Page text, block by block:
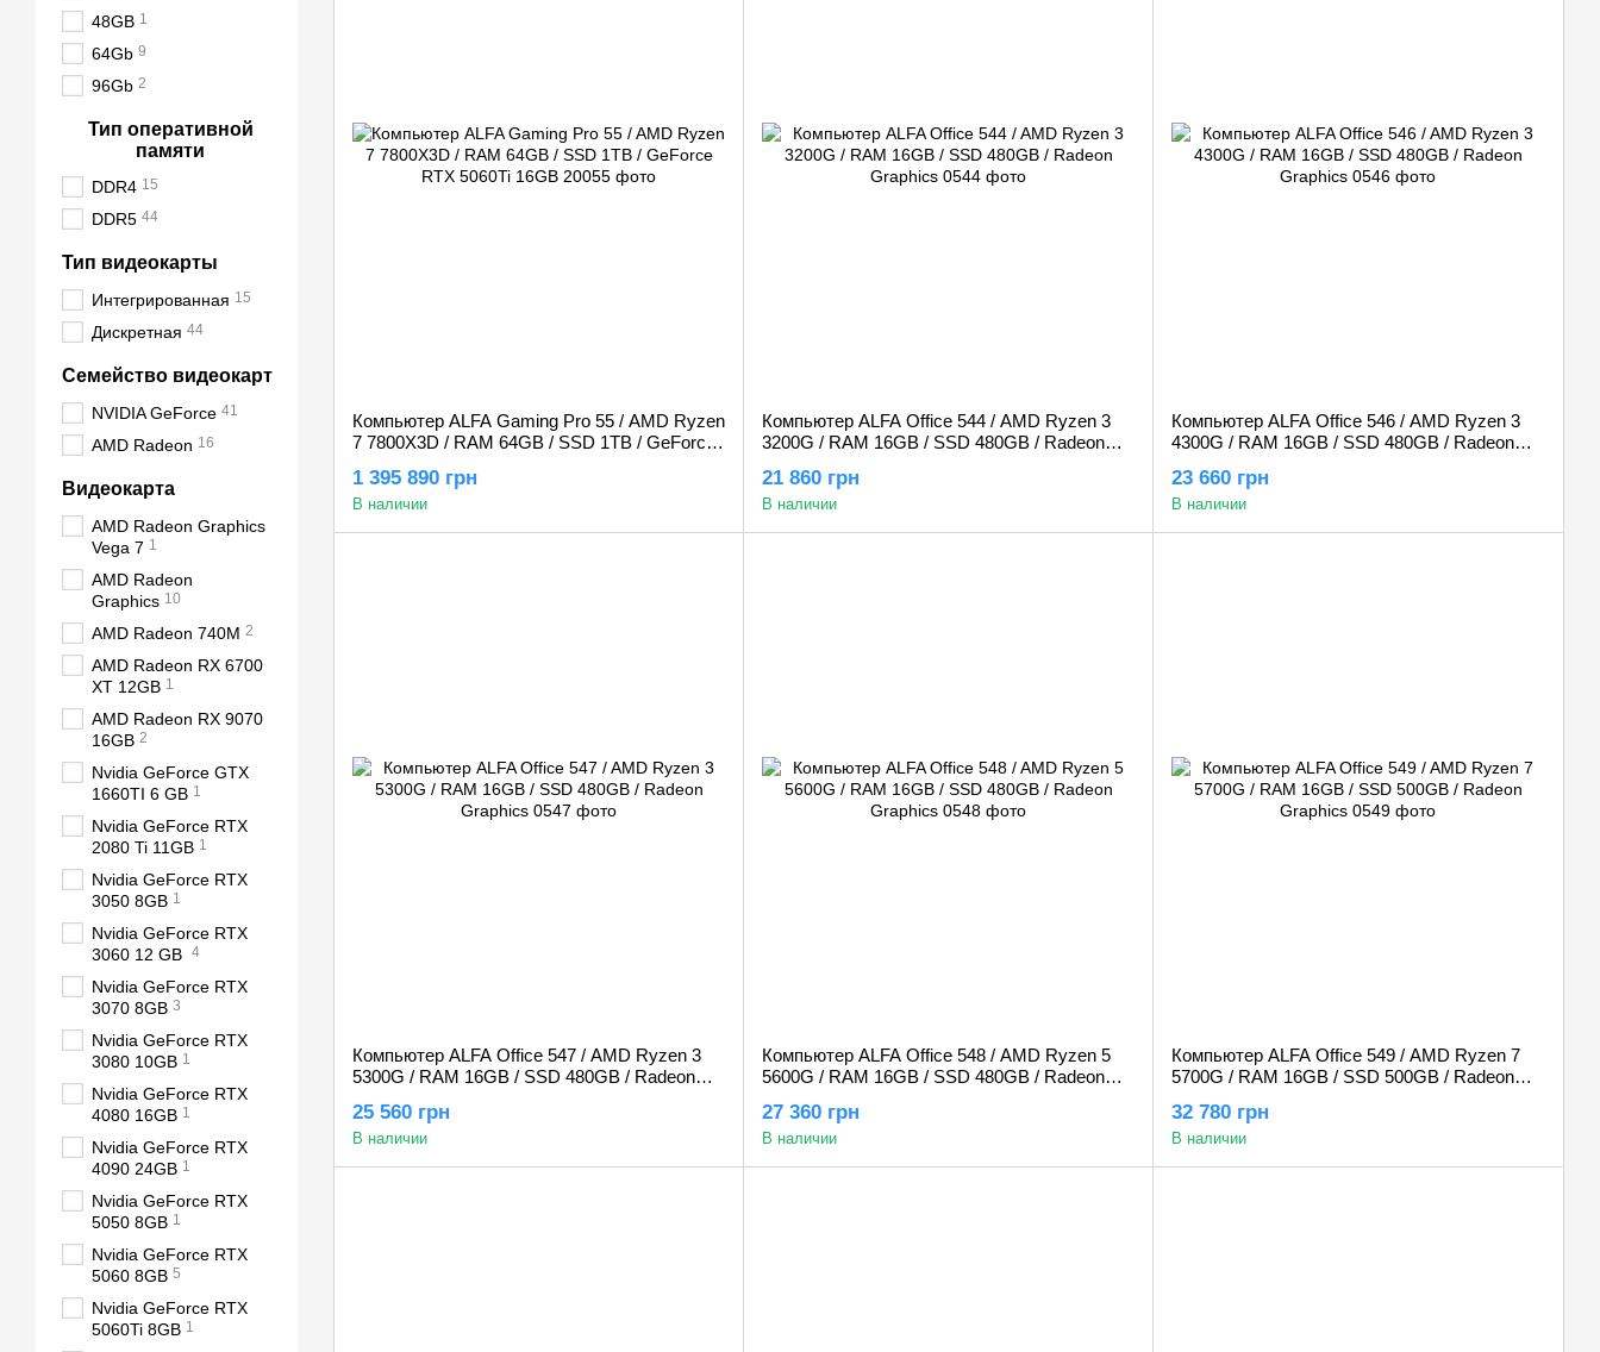
Компьютер ALFA Gaming Pro 55 / AMD Ryzen
7 7800X3D / RAM 64GB / SSD 1TB / GeForce
1 395 890 грн
В наличии
Компьютер ALFA Office 544 / AMD Ryzen 3
3200G / RAM 16GB / SSD 480GB / Radeon
21 860 грн
В наличии
Компьютер ALFA Office 546 / AMD Ryzen 3
4300G / RAM 16GB / SSD 480GB / Radeon
23 660 грн
В наличии
Компьютер ALFA Office 547 / AMD Ryzen 3
5300G / RAM 16GB / SSD 480GB / Radeon
25 560 грн
В наличии
Компьютер ALFA Office 548 / AMD Ryzen 5
5600G / RAM 16GB / SSD 480GB / Radeon
27 360 грн
В наличии
Компьютер ALFA Office 549 / AMD Ryzen 7
5700G / RAM 16GB / SSD 500GB / Radeon
32 780 грн
В наличии
48GB 1
64Gb 9
96Gb 2
Тип оперативной
памяти
DDR4 15
DDR5 44
Тип видеокарты
Интегрированная 15
Дискретная 44
Семейство видеокарт
NVIDIA GeForce 41
AMD Radeon 16
Видеокарта
AMD Radeon Graphics
Vega 7 1
AMD Radeon
Graphics 10
AMD Radeon 740M 2
AMD Radeon RX 6700
XT 12GB 1
AMD Radeon RX 9070
16GB 2
Nvidia GeForce GTX
1660TI 6 GB 1
Nvidia GeForce RTX
2080 Ti 11GB 1
Nvidia GeForce RTX
3050 8GB 1
Nvidia GeForce RTX
3060 12 GB 4
Nvidia GeForce RTX
3070 8GB 3
Nvidia GeForce RTX
3080 10GB 1
Nvidia GeForce RTX
4080 16GB 1
Nvidia GeForce RTX
4090 24GB 1
Nvidia GeForce RTX
5050 8GB 1
Nvidia GeForce RTX
5060 8GB 5
Nvidia GeForce RTX
5060Ti 8GB 1